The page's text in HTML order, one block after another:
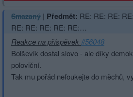
Smazaný | Předmět: RE: RE: RE:
RE: RE: RE: RE: RE:…
Reakce na příspěvek#56048
Bolševik dostal slovo - ale díky
poloviční.
Tak mu pořád nefoukejte do měchů,